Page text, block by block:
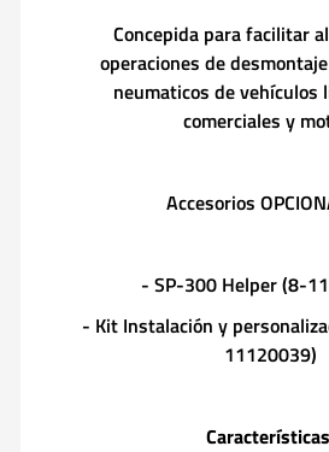
Concepida para facilitar
operaciones de
neumaticos de vehículos
comerciales y
Accesorios
- SP-300 Helper (8-
- Kit Instalación y
11120039)